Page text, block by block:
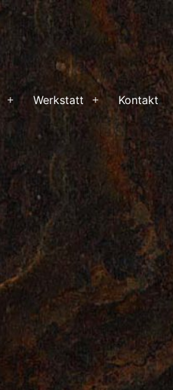
Menü
öffnen
Werkstatt
Menü
öffnen
Kontakt